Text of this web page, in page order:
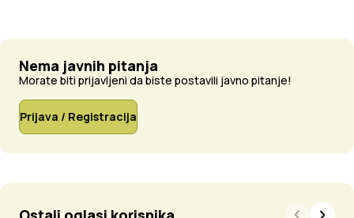
Nema javnih pitanja
Morate biti prijavljeni da biste postavili javno pitanje!
Prijava / Registracija